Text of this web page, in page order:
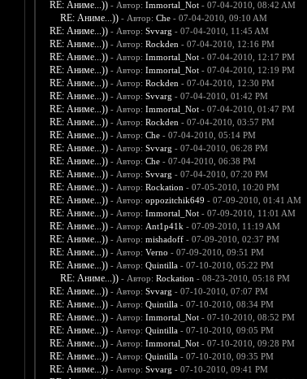
RE: Аниме...)) - Автор: Immortal_Not- 07-04-2010, 08:42 AM
RE: Аниме...)) - Автор: Che- 07-04-2010, 09:10 AM
RE: Аниме...)) - Автор: Svvarg - 07-04-2010, 11:45 AM
RE: Аниме...)) - Автор: Rockden - 07-04-2010, 12:16 PM
RE: Аниме...)) - Автор: Immortal_Not- 07-04-2010, 12:17 PM
RE: Аниме...)) - Автор: Immortal_Not- 07-04-2010, 12:19 PM
RE: Аниме...)) - Автор: Rockden - 07-04-2010, 12:30 PM
RE: Аниме...)) - Автор: Svvarg - 07-04-2010, 01:42 PM
RE: Аниме...)) - Автор: Immortal_Not- 07-04-2010, 01:47 PM
RE: Аниме...)) - Автор: Rockden - 07-04-2010, 03:57 PM
RE: Аниме...)) - Автор: Che- 07-04-2010, 05:14 PM
RE: Аниме...)) - Автор: Svvarg - 07-04-2010, 06:28 PM
RE: Аниме...)) - Автор: Che- 07-04-2010, 06:38 PM
RE: Аниме...)) - Автор: Svvarg - 07-04-2010, 07:20 PM
RE: Аниме...)) - Автор: Rockation - 07-05-2010, 10:20 PM
RE: Аниме...)) - Автор: oppozitchik649 - 07-09-2010, 01:41 AM
RE: Аниме...)) - Автор: Immortal_Not- 07-09-2010, 11:01 AM
RE: Аниме...)) - Автор: Ant1p41k - 07-09-2010, 11:19 AM
RE: Аниме...)) - Автор: mishadoff- 07-09-2010, 02:37 PM
RE: Аниме...)) - Автор: Verno - 07-09-2010, 09:51 PM
RE: Аниме...)) - Автор: Quintilla- 07-10-2010, 05:22 PM
RE: Аниме...)) - Автор: Rockation - 08-23-2010, 05:18 PM
RE: Аниме...)) - Автор: Svvarg - 07-10-2010, 07:07 PM
RE: Аниме...)) - Автор: Quintilla- 07-10-2010, 08:34 PM
RE: Аниме...)) - Автор: Immortal_Not- 07-10-2010, 08:52 PM
RE: Аниме...)) - Автор: Quintilla- 07-10-2010, 09:05 PM
RE: Аниме...)) - Автор: Immortal_Not- 07-10-2010, 09:28 PM
RE: Аниме...)) - Автор: Quintilla- 07-10-2010, 09:35 PM
RE: Аниме...)) - Автор: Svvarg - 07-10-2010, 09:41 PM